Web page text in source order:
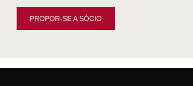
PROPOR-SE A SÓCIO